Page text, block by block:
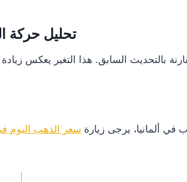
تحليل حركة
ألمانيا، يرجى زيارة سعر الذهب اليوم في